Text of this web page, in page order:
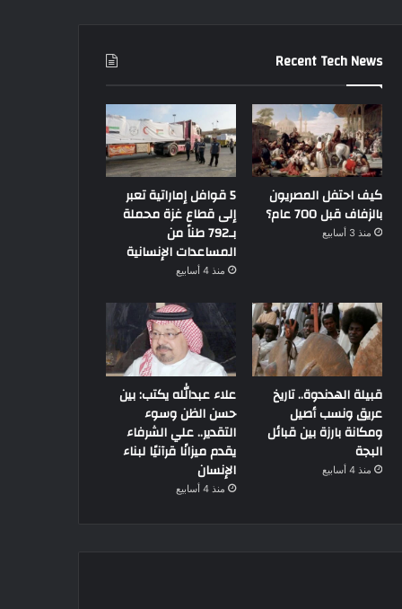
Recent Tech News
كيف احتفل المصريون
بالزفاف قبل 700 عام؟
منذ 3 أسابيع
5 قوافل إماراتية تعبر
إلى قطاع غزة محملة
بـ792 طناً من
المساعدات الإنسانية
منذ 4 أسابيع
قبيلة الهدندوة.. تاريخ
عريق ونسب أصيل
ومكانة بارزة بين قبائل
البجة
منذ 4 أسابيع
علاء عبدالله يكتب: بين
حسن الظن وسوء
التقدير.. علي الشرفاء
يقدم ميزانًا قرآنيًا لبناء
الإنسان
منذ 4 أسابيع